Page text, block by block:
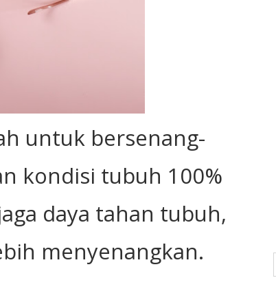
untuk bersenang-
kondisi tubuh 100%
daya tahan tubuh,
menyenangkan.